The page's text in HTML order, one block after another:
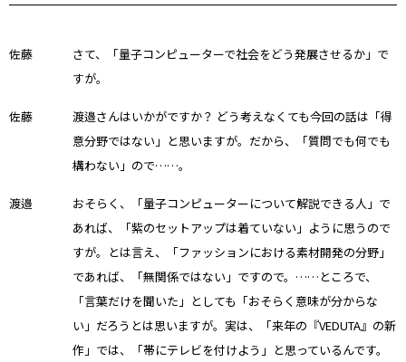
佐藤
さて、「量子コンピューターで社会をどう発展させるか」で
すが。
佐藤
渡邉さんはいかがですか？ どう考えなくても今回の話は「得
意分野ではない」と思いますが。だから、「質問でも何でも
構わない」ので……。
渡邉
おそらく、「量子コンピューターについて解説できる人」で
あれば、「紫のセットアップは着ていない」ように思うので
すが。とは言え、「ファッションにおける素材開発の分野」
であれば、「無関係ではない」ですので。……ところで、
「言葉だけを聞いた」としても「おそらく意味が分からな
い」だろうとは思いますが。実は、「来年の『VEDUTA』の新
作」では、「帯にテレビを付けよう」と思っているんです。